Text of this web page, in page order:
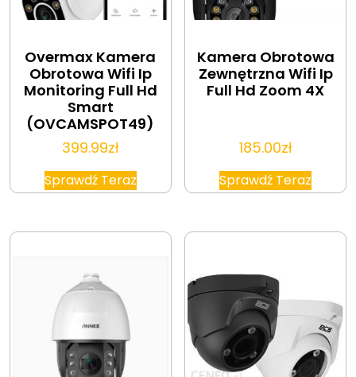
Overmax Kamera
Obrotowa Wifi Ip
Monitoring Full Hd
Smart
(OVCAMSPOT49)
399.99zł
Sprawdź Teraz
Kamera Obrotowa
Zewnętrzna Wifi Ip
Full Hd Zoom 4X
185.00zł
Sprawdź Teraz